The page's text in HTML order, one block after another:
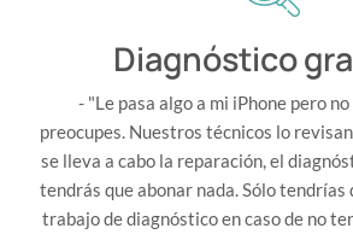
Diagnóstico
- "Le pasa algo a mi iPhone pero
preocupes. Nuestros técnicos lo
se lleva a cabo la reparación, el
tendrás que abonar nada. Sólo tendrías
trabajo de diagnóstico en caso de no